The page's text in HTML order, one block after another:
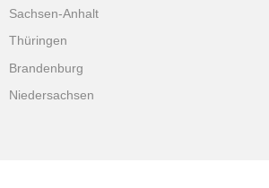
Sachsen-Anhalt
Thüringen
Brandenburg
Niedersachsen